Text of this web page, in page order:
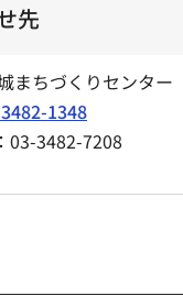
先
まちづくりセンター
1348
03-3482-7208